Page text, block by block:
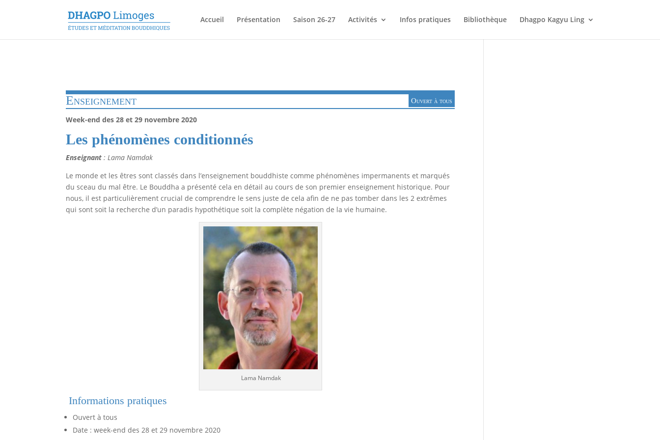
Accueil Présentation Saison 26-27 Activités Infos pratiques Bibliothèque Dhagpo Kagyu Ling
Enseignement Ouvert à tous
Week-end des 28 et 29 novembre 2020
Les phénomènes conditionnés
Enseignant: Lama Namdak
Le monde et les êtres sont classés dans l’enseignement bouddhiste comme phénomènes impermanents et marqués
du sceau du mal être. Le Bouddha a présenté cela en détail au cours de son premier enseignement historique. Pour
nous, il est particulièrement crucial de comprendre le sens juste de cela afin de ne pas tomber dans les 2 extrêmes
qui sont soit la recherche d’un paradis hypothétique soit la complète négation de la vie humaine.
Lama Namdak
Informations pratiques
Ouvert à tous
Date : week-end des 28 et 29 novembre 2020